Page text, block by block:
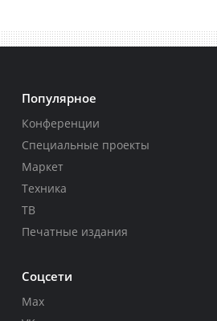
Популярное
Конференции
Специальные проекты
Маркет
Техника
ТВ
Печатные издания
Соцсети
Max